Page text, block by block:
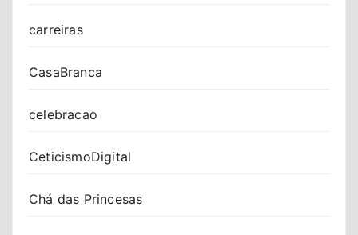
carreiras
CasaBranca
celebracao
CeticismoDigital
Chá das Princesas